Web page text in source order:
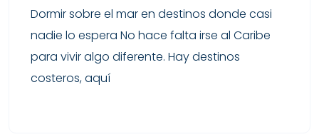
Dormir sobre el mar en destinos donde casi
nadie lo espera No hace falta irse al Caribe
para vivir algo diferente. Hay destinos
costeros, aquí